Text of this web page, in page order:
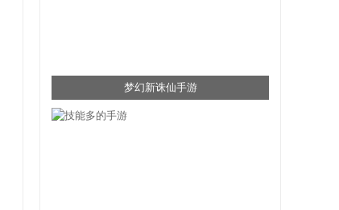
梦幻新诛仙手游